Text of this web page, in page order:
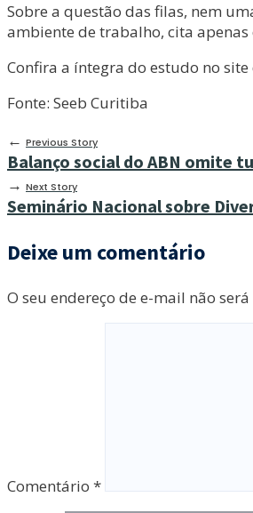
Sobre a questão das filas, nem
ambiente de trabalho, cita
Confira a íntegra do estudo no site
Fonte: Seeb Curitiba
← Previous Story
Balanço social do ABN omite
→ Next Story
Seminário Nacional sobre
Deixe um comentário
O seu endereço de e-mail não
Comentário *